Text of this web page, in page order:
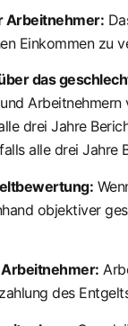
Arbeitnehmer:
Einkommen zu
das
drei Jahre
alle drei Jahre
objektiver
des